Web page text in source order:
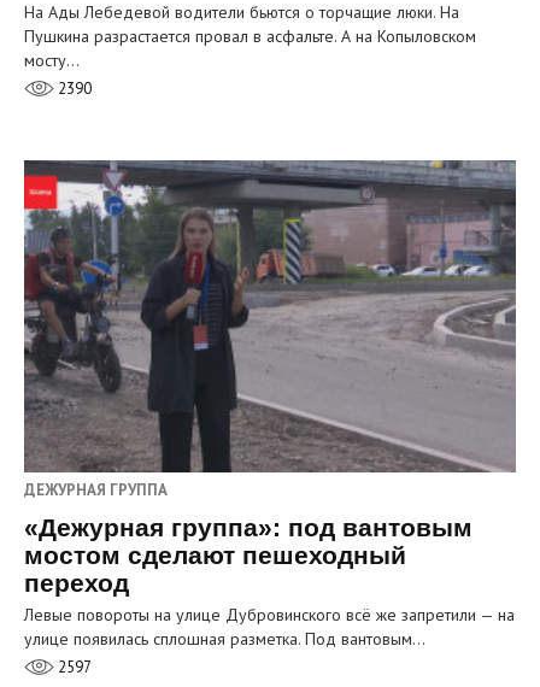
На Ады Лебедевой водители бьются о торчащие люки. На
Пушкина разрастается провал в асфальте. А на Копыловском
мосту…
2390
ДЕЖУРНАЯ ГРУППА
«Дежурная группа»: под вантовым
мостом сделают пешеходный
переход
Левые повороты на улице Дубровинского всё же запретили — на
улице появилась сплошная разметка. Под вантовым…
2597